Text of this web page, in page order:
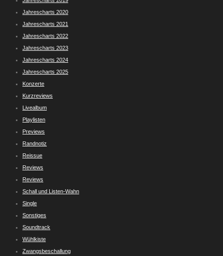
Jahrescharts 2020
Jahrescharts 2021
Jahrescharts 2022
Jahrescharts 2023
Jahrescharts 2024
Jahrescharts 2025
Konzerte
Kurzreviews
Livealbum
Playlisten
Previews
Randnotiz
Reissue
Reviews
Reviews
Schall und Listen-Wahn
Single
Sonstiges
Soundtrack
Wühlkiste
Zwangsbeschallung